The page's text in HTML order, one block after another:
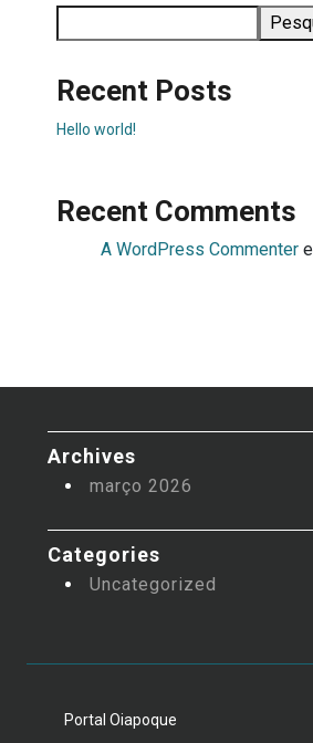
Recent Posts
Hello world!
Recent Comments
A WordPress Commenter
Archives
março 2026
Categories
Uncategorized
Portal Oiapoque